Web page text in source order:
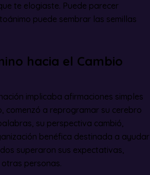
te elogiaste. Puede parecer
puede sembrar las semillas
hacia el Cambio
implicaba afirmaciones simples
comenzó a reprogramar su cerebro
su perspectiva cambió,
benéfica destinada a ayudar
superaron sus expectativas,
personas.